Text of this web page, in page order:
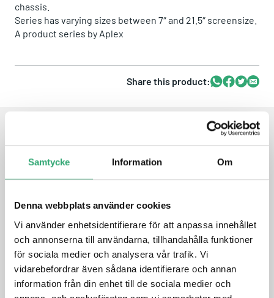
Samtycke Information Om
Denna webbplats använder cookies
Vi använder enhetsidentifierare för att anpassa innehållet
och annonserna till användarna, tillhandahålla funktioner
för sociala medier och analysera vår trafik. Vi
vidarebefordrar även sådana identifierare och annan
information från din enhet till de sociala medier och
chassis.
Series has varying sizes between 7″ and 21.5″ screensize.
A product series by Aplex
Share this product:Whatsapp
Facebook
Twitter
Email
FEATURES
Flat Front Panel Touch Screen with IP66 Front Bezel
Support Expansion via Full-size Mini-PCIe and M.2 slots
Intel Celeron J6412 Processor
1 x 260-pin SO-DIMM DDR4 slot, up to 32GB 3200MHz
Support TPM2.0 Hardware Security
DC 9~36V Wide Range Power Input
High Brightness 1,000 nits for option